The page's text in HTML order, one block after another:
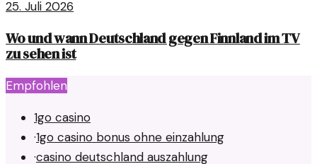
25. Juli 2026
Wo und wann Deutschland gegen Finnland im TV
zu sehen ist
Empfohlen
1go casino
·1go casino bonus ohne einzahlung
·casino deutschland auszahlung